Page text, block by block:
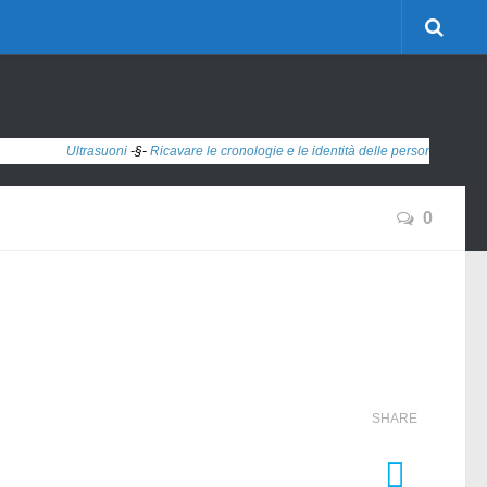
Ultrasuoni-§-Ricavare le cronologie e le identità delle persone dai dati
0
SHARE